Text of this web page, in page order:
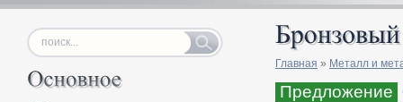
Главная » Металл и
Предложение